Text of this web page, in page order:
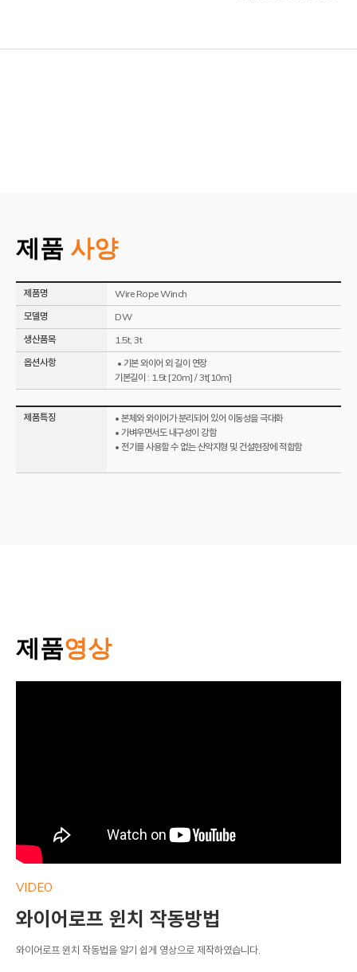
제품 사양
제품명
Wire Rope Winch
모델명
DW
생산품목
1.5t, 3t
옵션사항
• 기본 와이어 외 길이 연장
기본길이 : 1.5t [20m] / 3t[10m]
제품특징
• 본체와 와이어가 분리되어 있어 이동성을 극대화
• 가벼우면서도 내구성이 강함
• 전기를 사용할 수 없는 산악지형 및 건설현장에 적합함
제품영상
VIDEO
와이어로프 윈치 작동방법
와이어로프 윈치 작동법을 알기 쉽게 영상으로 제작하였습니다.